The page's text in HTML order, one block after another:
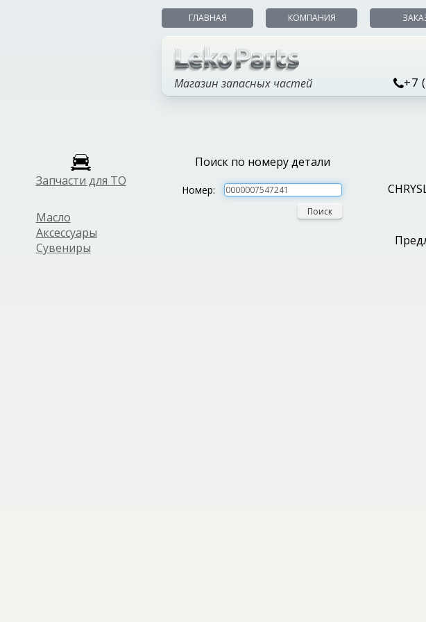
Запчасти для ТО
Масло
Аксессуары
Сувениры
ГЛАВНАЯ КОМПАНИЯ
Магазин запасных частей +7
Поиск по номеру детали
Номер:
Поиск